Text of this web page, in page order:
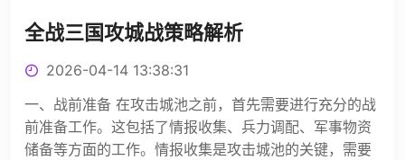
全战三国攻城战策略解析
2026-04-14 13:38:31
一、战前准备 在攻击城池之前，首先需要进行充分的战
前准备工作。这包括了情报收集、兵力调配、军事物资
储备等方面的工作。情报收集是攻击城池的关键，需要